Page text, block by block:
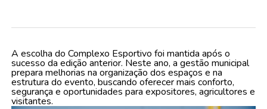
A escolha do Complexo Esportivo foi mantida após o
sucesso da edição anterior. Neste ano, a gestão municipal
prepara melhorias na organização dos espaços e na
estrutura do evento, buscando oferecer mais conforto,
segurança e oportunidades para expositores, agricultores e
visitantes.